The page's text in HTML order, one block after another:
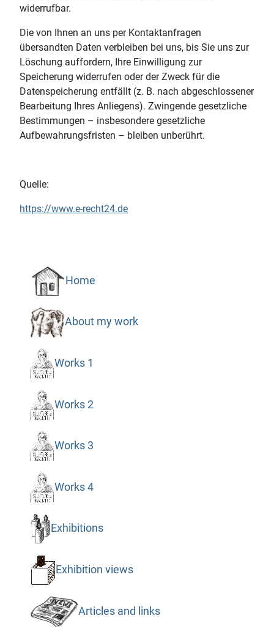
widerrufbar.
Die von Ihnen an uns per Kontaktanfragen
übersandten Daten verbleiben bei uns, bis Sie uns zur
Löschung auffordern, Ihre Einwilligung zur
Speicherung widerrufen oder der Zweck für die
Datenspeicherung entfällt (z. B. nach abgeschlossener
Bearbeitung Ihres Anliegens). Zwingende gesetzliche
Bestimmungen – insbesondere gesetzliche
Aufbewahrungsfristen – bleiben unberührt.
Quelle:
https://www.e-recht24.de
Home
About my work
Works 1
Works 2
Works 3
Works 4
Exhibitions
Exhibition views
Articles and links